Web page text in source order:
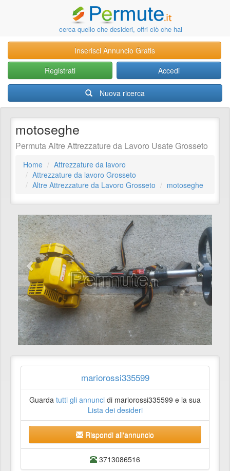
cerca quello che desideri, offri ciò che hai
Inserisci Annuncio Gratis
Registrati
Accedi
Nuova ricerca
motoseghe
Permuta Altre Attrezzature da Lavoro Usate Grosseto
Home
Attrezzature da lavoro
Attrezzature da lavoro Grosseto
Altre Attrezzature da Lavoro Grosseto
motoseghe
mariorossi335599
Guarda tutti gli annunci di mariorossi335599 e la sua
Lista dei desideri
Rispondi all'annuncio
3713086516